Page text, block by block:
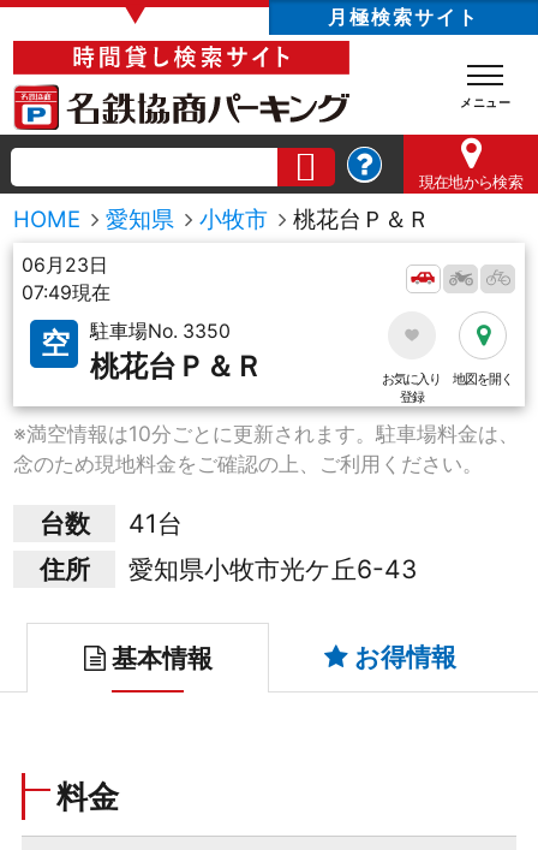
▼ 月極検索サイト
現在地から検索
HOME 愛知県 小牧市 桃花台Ｐ＆Ｒ
06月23日
07:49現在
空 駐車場No. 3350
桃花台Ｐ＆Ｒ
お気に入り
登録
地図を開く
※満空情報は10分ごとに更新されます。駐車場料金は、
念のため現地料金をご確認の上、ご利用ください。
台数
41台
住所
愛知県小牧市光ケ丘6-43
基本情報 お得情報
料金